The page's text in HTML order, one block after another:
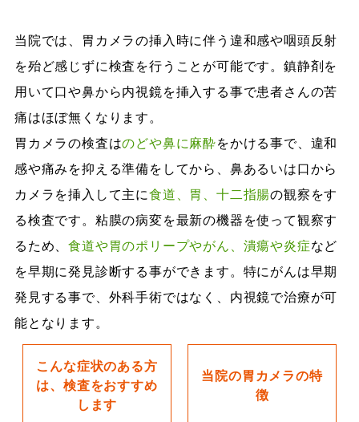
当院では、胃カメラの挿入時に伴う違和感や咽頭反射
を殆ど感じずに検査を行うことが可能です。鎮静剤を
用いて口や鼻から内視鏡を挿入する事で患者さんの苦
痛はほぼ無くなります。
胃カメラの検査はのどや鼻に麻酔をかける事で、違和
感や痛みを抑える準備をしてから、鼻あるいは口から
カメラを挿入して主に食道、胃、十二指腸の観察をす
る検査です。粘膜の病変を最新の機器を使って観察す
るため、食道や胃のポリープやがん、潰瘍や炎症など
を早期に発見診断する事ができます。特にがんは早期
発見する事で、外科手術ではなく、内視鏡で治療が可
能となります。
こんな症状のある方
は、検査をおすすめ
します
当院の胃カメラの特
徴